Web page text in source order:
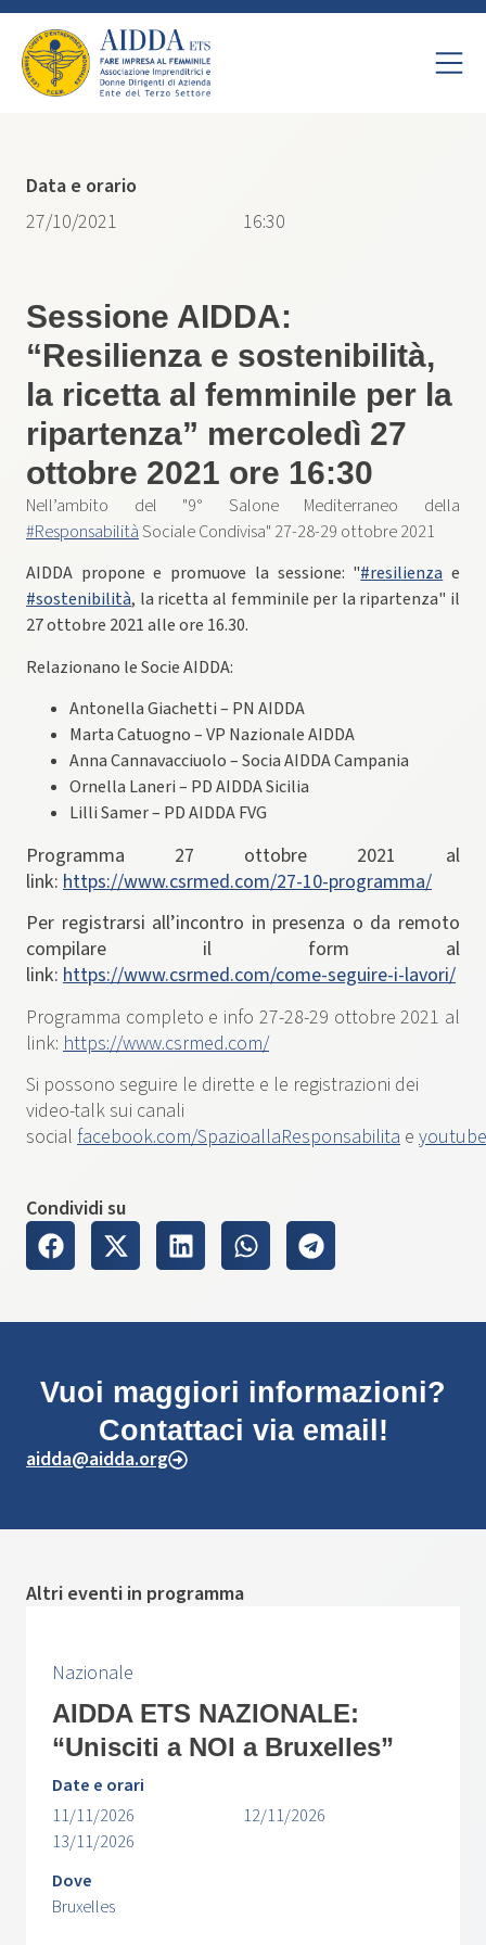
Sessione AIDDA:
“Resilienza e sostenibilità,
la ricetta al femminile per la
ripartenza” mercoledì 27
ottobre 2021 ore 16:30
Nell’ambito del "9° Salone Mediterraneo della
#ResponsabilitàSociale Condivisa" 27-28-29 ottobre 2021
AIDDA propone e promuove la sessione: "#resilienza e
#sostenibilità, la ricetta al femminile per la ripartenza" il
27 ottobre 2021 alle ore 16.30.
Relazionano le Socie AIDDA:
Antonella Giachetti – PN AIDDA
Marta Catuogno – VP Nazionale AIDDA
Anna Cannavacciuolo – Socia AIDDA Campania
Ornella Laneri – PD AIDDA Sicilia
Lilli Samer – PD AIDDA FVG
Programma 27 ottobre 2021 al
link: https://www.csrmed.com/27-10-programma/
Per registrarsi all’incontro in presenza o da remoto
compilare il form al
link: https://www.csrmed.com/come-seguire-i-lavori/
Programma completo e info 27-28-29 ottobre 2021 al
link: https://www.csrmed.com/
Si possono seguire le dirette e le registrazioni dei
video-talk sui canali
social facebook.com/SpazioallaResponsabilita e
Condividi su
Data e orario
27/10/2021
16:30
Vuoi maggiori informazioni?
Contattaci via email!
aidda@aidda.org
Altri eventi in programma
Nazionale
AIDDA ETS NAZIONALE:
“Unisciti a NOI a Bruxelles”
Date e orari
11/11/2026
12/11/2026
13/11/2026
Dove
Bruxelles